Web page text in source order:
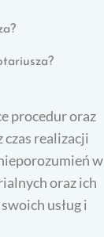
procedur oraz
realizacji
w
oraz ich
usług i